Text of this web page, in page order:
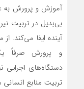
آموزش و پرورش به
بی‌بدیل در تربیت
آینده ایفا می‌کند.
و پرورش صرفاً
دستگاه‌های
تربیت منابع